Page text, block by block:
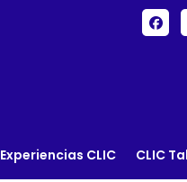
Experiencias CLIC CLIC